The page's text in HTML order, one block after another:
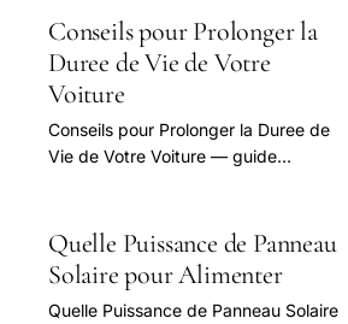
Conseils pour Prolonger la
Duree de Vie de Votre
Voiture
Conseils pour Prolonger la Duree de
Vie de Votre Voiture — guide
Quelle Puissance de Panneau
Solaire pour Alimenter
Quelle Puissance de Panneau Solaire